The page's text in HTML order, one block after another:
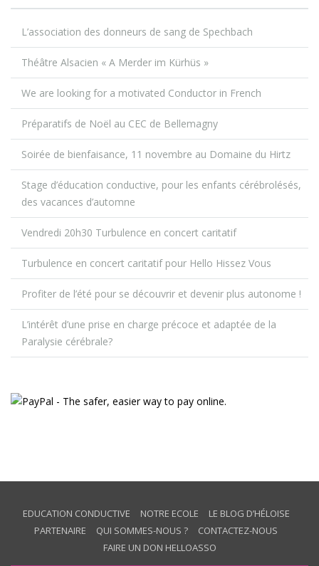
L’association des donneurs de sang de Spechbach
Théâtre Alsacien « A Merder im Kürhüs »
We are looking for a motivated Conductor in French
Préparatifs de Noël au CEC de Bellemagny
Soirée de bienfaisance, 11 novembre au Domaine du Hirtz
Stage d’éducation conductive, pour les enfants cérébrolésés,
des vacances d’automne
Vendredi 20h30 Turbulence en concert caritatif
Turbulence en concert caritatif pour Hello Hissez Vous
Profiter de l’été pour se découvrir et devenir plus autonome !
L’intérêt d’une prise en charge précoce et adaptée de la
Paralysie cérébrale?
EDUCATION CONDUCTIVE NOTRE ECOLE
LE BLOG D’HÉLOISE
PARTENAIRE
QUI SOMMES-NOUS ?
CONTACTEZ-NOUS
FAIRE UN DON HELLOASSO